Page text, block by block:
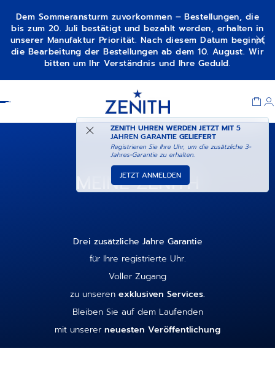
Dem Sommeransturm zuvorkommen – Bestellungen, die
bis zum 20. Juli bestätigt und bezahlt werden, erhalten in
unserer Manufaktur Priorität. Nach diesem Datum beginnt
die Bearbeitung der Bestellungen ab dem 10. August. Wir
bitten um Ihr Verständnis und Ihre Geduld.
ZENITH UHREN WERDEN JETZT MIT5
JAHREN GARANTIE GELIEFERT
Registrieren Sie Ihre Uhr, um die zusätzliche 3-
Jahres-Garantie zu erhalten.
JETZT ANMELDEN
MEINE ZENITH
Drei zusätzliche Jahre Garantie
für Ihre registrierte Uhr.
Voller Zugang
zu unseren exklusiven Services.
Bleiben Sie auf dem Laufenden
mit unserer neuesten Veröffentlichung